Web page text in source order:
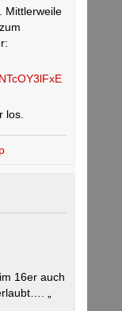
Mittlerweile
los.
16er auch
„